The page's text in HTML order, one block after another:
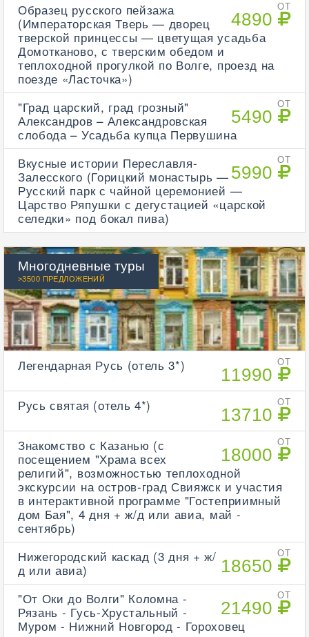
ОТ
4890
Образец русского пейзажа
(Императорская Тверь — дворец
тверской принцессы — цветущая усадьба
Домотканово, с тверским обедом и
теплоходной прогулкой по Волге, проезд на
поезде «Ласточка»)
ОТ
5490
"Град царский, град грозный"
Александров – Александровская
слобода – Усадьба купца Первушина
ОТ
5990
Вкусные истории Переславля-
Залесского (Горицкий монастырь —
Русский парк с чайной церемонией —
Царство Ряпушки с дегустацией «царской
селедки» под бокал пива)
Многодневные туры
>3500 ПРЕДЛОЖЕНИЙ
ОТ
11990
Легендарная Русь (отель 3*)
ОТ
13710
Русь святая (отель 4*)
ОТ
18000
Знакомство с Казанью (с
посещением "Храма всех
религий", возможностью теплоходной
экскурсии на остров-град Свияжск и участия
в интерактивной программе "Гостеприимный
дом Бая", 4 дня + ж/д или авиа, май -
сентябрь)
ОТ
18650
Нижегородский каскад (3 дня + ж/
д или авиа)
ОТ
21490
"От Оки до Волги" Коломна -
Рязань - Гусь-Хрустальный -
Муром - Нижний Новгород - Гороховец